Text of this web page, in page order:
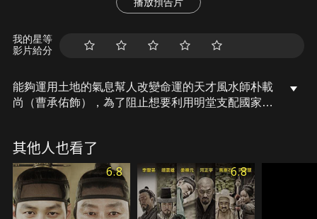
我的星等
影片給分
能夠運用土地的氣息幫人改變命運的天才風水師朴載
尚（曹承佑飾），為了阻止想要利用明堂支配國家的
的朴載尚面前，興宣提議一起聯手擊退壯洞金氏的勢
力。朴載尚和興宣兩個人一拍即合，逐漸接近金左根
（白潤植飾）父子。然而在行動中他們聽說有一塊可
以誕生兩個王的風水寶地，朴載尚和興宣二人開始有
了不同的想法…
其他人也看了
6.8 6.8